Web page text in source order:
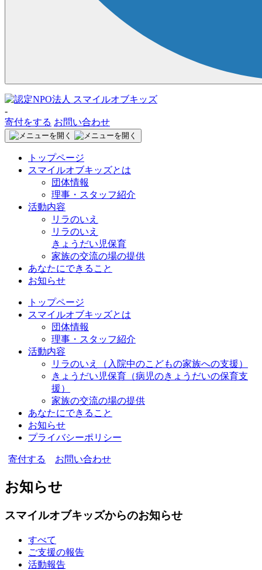
-
寄付をする お問い合わせ
トップページ
スマイルオブキッズとは
団体情報
理事・スタッフ紹介
活動内容
リラのいえ
リラのいえ
きょうだい児保育
家族の交流の場の提供
あなたにできること
お知らせ
トップページ
スマイルオブキッズとは
団体情報
理事・スタッフ紹介
活動内容
リラのいえ
（入院中のこどもの家族への支援）
きょうだい児保育 （病児のきょうだいの保育支
援）
家族の交流の場の提供
あなたにできること
お知らせ
プライバシーポリシー
寄付する お問い合わせ
お知らせ
スマイルオブキッズからのお知らせ
すべて
ご支援の報告
活動報告